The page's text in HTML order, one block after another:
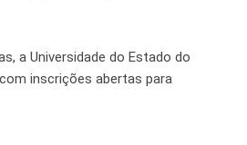
a Universidade do Estado do
inscrições abertas para